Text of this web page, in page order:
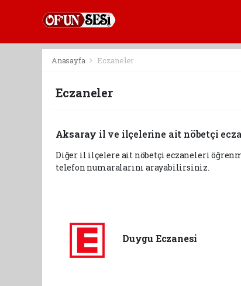
Anasayfa Eczaneler
Eczaneler
Aksaray il ve ilçelerine ait nöbetçi
Diğer il ilçelere ait nöbetçi eczaneleri
telefon numaralarını arayabilirsiniz.
Duygu Eczanesi